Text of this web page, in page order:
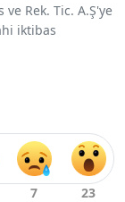
Rek. Tic. A.Ş'ye
iktibas